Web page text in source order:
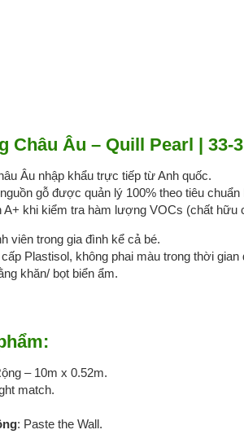
Châu Âu – Quill Pearl | 33-
Âu nhập khẩu trực tiếp từ Anh quốc.
gỗ được quản lý 100% theo tiêu chuẩn
A+ khi kiểm tra hàm lượng VOCs (chất hữu
viên trong gia đình kể cả bé.
Plastisol, không phai màu trong thời gian
khăn/ bọt biển ẩm.
– 10m x 0.52m.
match.
: Paste the Wall.